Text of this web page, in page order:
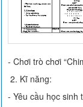
- Chơi trò chơi
2. Kĩ năng:
- Yêu cầu học sinh